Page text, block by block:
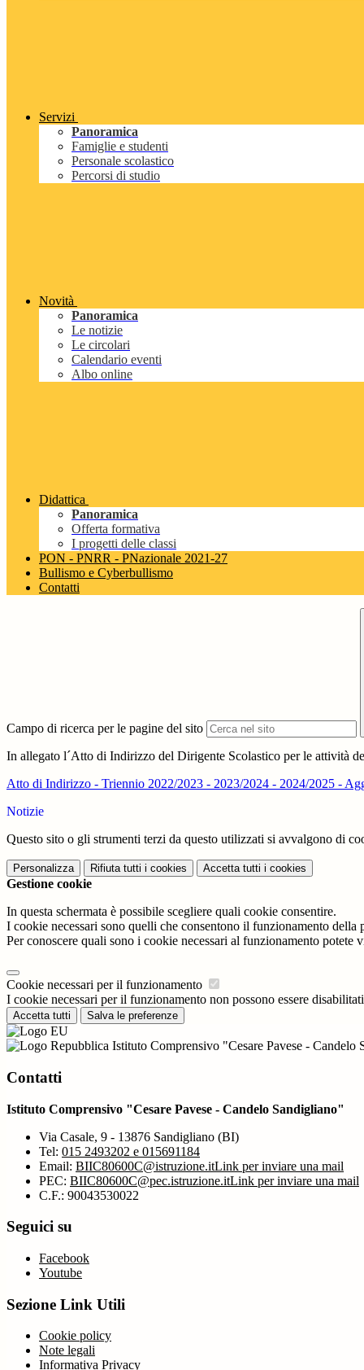
Servizi
Panoramica
Famiglie e studenti
Personale scolastico
Percorsi di studio
Novità
Panoramica
Le notizie
Le circolari
Calendario eventi
Albo online
Didattica
Panoramica
Offerta formativa
I progetti delle classi
PON - PNRR - PNazionale 2021-27
Bullismo e Cyberbullismo
Contatti
Campo di ricerca per le pagine del sito
In allegato l´Atto di Indirizzo del Dirigente Scolastico per le attività
Atto di Indirizzo - Triennio 2022/2023 - 2023/2024 - 2024/2025 -
Notizie
Questo sito o gli strumenti terzi da questo utilizzati si avvalgono di
Personalizza Rifiuta tutti i cookies Accetta tutti i cookies
Gestione cookie
In questa schermata è possibile scegliere quali cookie consentire.
I cookie necessari sono quelli che consentono il funzionamento
Per conoscere quali sono i cookie necessari al funzionamento potete
Cookie necessari per il funzionamento
I cookie necessari per il funzionamento non possono essere
Accetta tutti Salva le preferenze
Istituto Comprensivo "Cesare Pavese - Candelo
Contatti
Istituto Comprensivo "Cesare Pavese - Candelo Sandigliano"
Via Casale, 9 - 13876 Sandigliano (BI)
Tel: 015 2493202 e 015691184
Email: BIIC80600C@istruzione.itLink per inviare una mail
PEC: BIIC80600C@pec.istruzione.itLink per inviare una mail
C.F.: 90043530022
Seguici su
Facebook
Youtube
Sezione Link Utili
Cookie policy
Note legali
Informativa Privacy